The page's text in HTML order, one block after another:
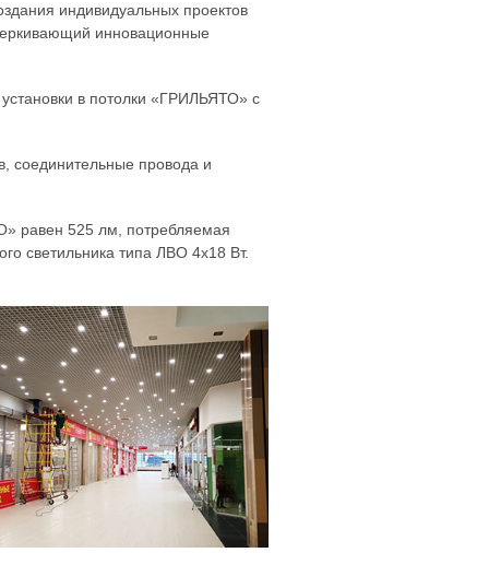
индивидуальных проектов
инновационные
в потолки «ГРИЛЬЯТО» с
соединительные провода и
равен 525 лм, потребляемая
светильника типа ЛВО 4х18 Вт.